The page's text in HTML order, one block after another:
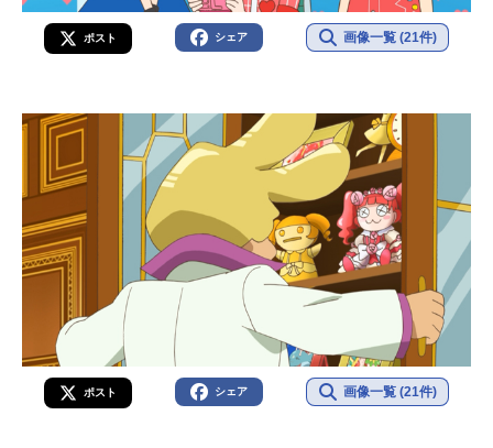
ポスト シェア 画像一覧 (21件)
ポスト シェア 画像一覧 (21件)